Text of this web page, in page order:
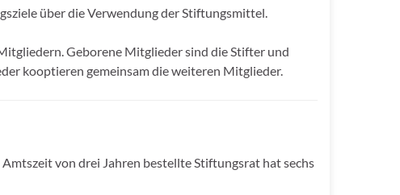
über die Verwendung der Stiftungsmittel.
Geborene Mitglieder sind die Stifter und
kooptieren gemeinsam die weiteren Mitglieder.
von drei Jahren bestellte Stiftungsrat hat sechs